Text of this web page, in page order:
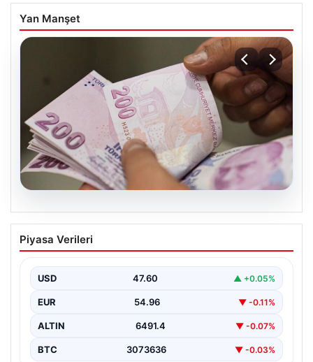
Yan Manşet
05.08.2026
Bayram ikramiyeleri ne zaman yatacak?
2026 Kurban Bayramı emekli ikramiye
Piyasa Verileri
USD 47.60 ▲ +0.05%
EUR 54.96 ▼ -0.11%
ALTIN 6491.4 ▼ -0.07%
BTC 3073636 ▼ -0.03%